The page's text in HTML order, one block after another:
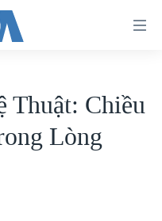
Thuật: Chiều
Lòng